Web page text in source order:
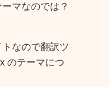
マなのでは？
なので翻訳ツ
のテーマにつ